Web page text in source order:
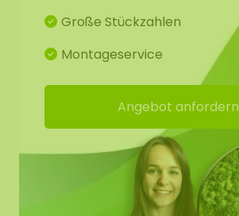
Große Stückzahlen
Montageservice
Angebot anfordern